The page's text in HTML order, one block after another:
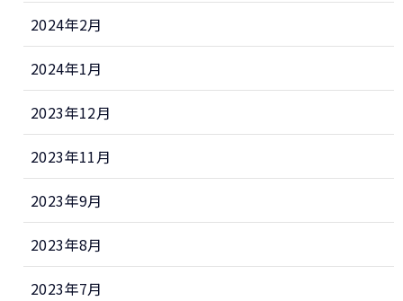
2024年2月
2024年1月
2023年12月
2023年11月
2023年9月
2023年8月
2023年7月